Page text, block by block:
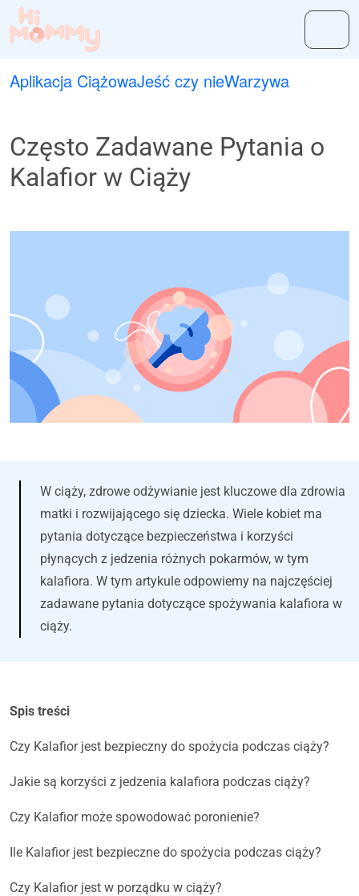
Aplikacja CiążowaJeść czy nieWarzywa
Często Zadawane Pytania o
Kalafior w Ciąży
W ciąży, zdrowe odżywianie jest kluczowe dla zdrowia
matki i rozwijającego się dziecka. Wiele kobiet ma
pytania dotyczące bezpieczeństwa i korzyści
płynących z jedzenia różnych pokarmów, w tym
kalafiora. W tym artykule odpowiemy na najczęściej
zadawane pytania dotyczące spożywania kalafiora w
ciąży.
Spis treści
Czy Kalafior jest bezpieczny do spożycia podczas ciąży?
Jakie są korzyści z jedzenia kalafiora podczas ciąży?
Czy Kalafior może spowodować poronienie?
Ile Kalafior jest bezpieczne do spożycia podczas ciąży?
Czy Kalafior jest w porządku w ciąży?